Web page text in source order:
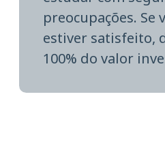
preocupações. Se
estiver satisfeito,
100% do valor